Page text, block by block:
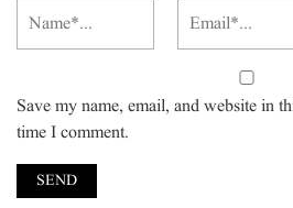
Save my name, email, and website in
time I comment.